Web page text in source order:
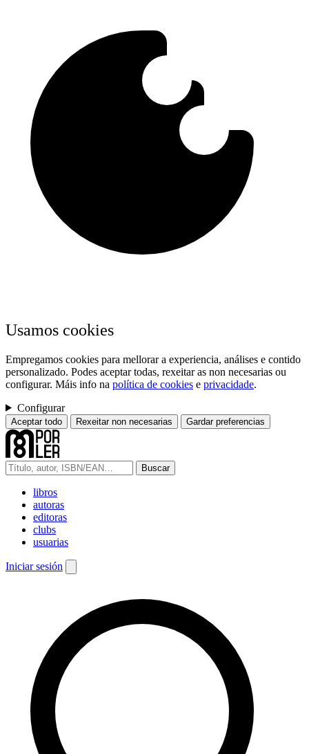
Usamos cookies
Empregamos cookies para mellorar a experiencia, análises e contido
personalizado. Podes aceptar todas, rexeitar as non necesarias ou
configurar. Máis info na política de cookies e privacidade.
Configurar
Aceptar todo Rexeitar non necesarias Gardar preferencias
Buscar
libros
autoras
editoras
clubs
usuarias
Iniciar sesión